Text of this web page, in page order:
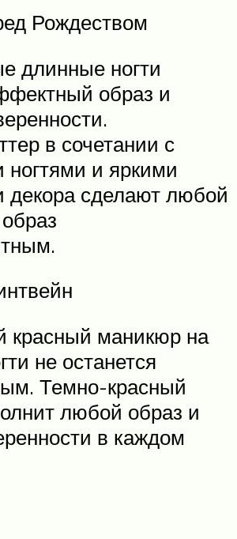
Рождеством
длинные ногти
образ и
в сочетании с
ногтями и яркими
декора сделают любой
красный маникюр на
не останется
Темно-красный
любой образ и
в каждом